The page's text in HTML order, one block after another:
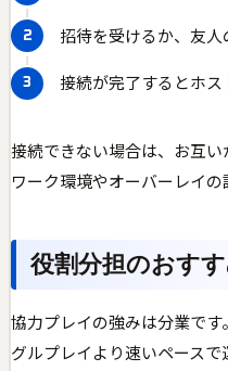
招待を受けるか、友
接続が完了するとホ
接続できない場合は、お互
ワーク環境やオーバーレイの
役割分担のおす
協力プレイの強みは分業で
グルプレイより速いペースで